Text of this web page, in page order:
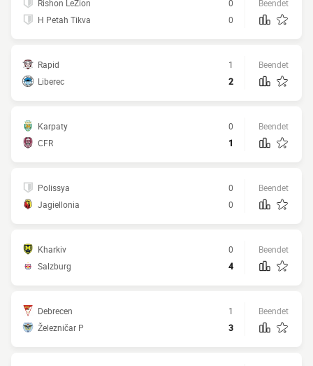
Rishon LeZion
0
H Petah Tikva
0
Beendet
Rapid
1
Liberec
2
Beendet
Karpaty
0
CFR
1
Beendet
Polissya
0
Jagiellonia
0
Beendet
Kharkiv
0
Salzburg
4
Beendet
Debrecen
1
Železničar P
3
Beendet